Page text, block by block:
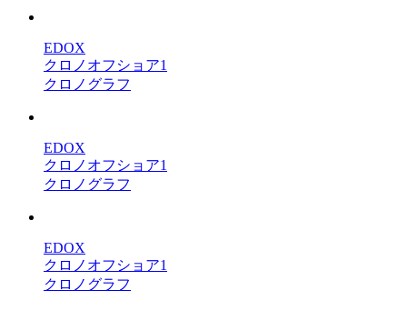
EDOX
クロノオフショア1
クロノグラフ
EDOX
クロノオフショア1
クロノグラフ
EDOX
クロノオフショア1
クロノグラフ